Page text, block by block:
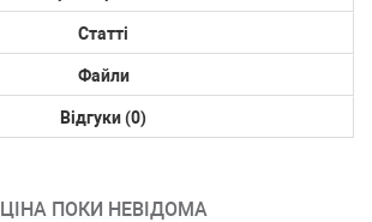
Статті
Файли
Відгуки (0)
ЦІНА ПОКИ НЕВІДОМА